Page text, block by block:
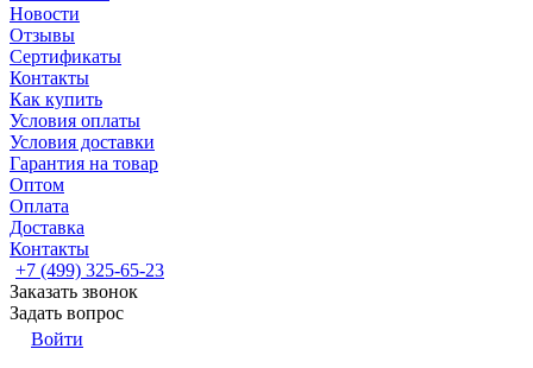
Новости
Отзывы
Сертификаты
Контакты
Как купить
Условия оплаты
Условия доставки
Гарантия на товар
Оптом
Оплата
Доставка
Контакты
+7 (499) 325-65-23
Заказать звонок
Задать вопрос
Войти